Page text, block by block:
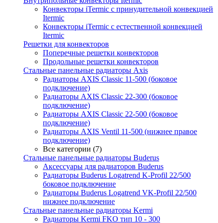
Конвекторы iTermic c принудительной конвекцией
Itermic
Конвекторы iTermic с естественной конвекцией
Itermic
Решетки для конвекторов
Поперечные решетки конвекторов
Продольные решетки конвекторов
Стальные панельные радиаторы Axis
Радиаторы AXIS Classic 11-500 (боковое
подключение)
Радиаторы AXIS Classic 22-300 (боковое
подключение)
Радиаторы AXIS Classic 22-500 (боковое
подключение)
Радиаторы AXIS Ventil 11-500 (нижнее правое
подключение)
Все категории (7)
Стальные панельные радиаторы Buderus
Аксессуары для радиаторов Buderus
Радиаторы Buderus Logatrend K-Profil 22/500
боковое подключение
Радиаторы Buderus Logatrend VK-Profil 22/500
нижнее подключение
Стальные панельные радиаторы Kermi
Радиаторы Kermi FKO тип 10 - 300